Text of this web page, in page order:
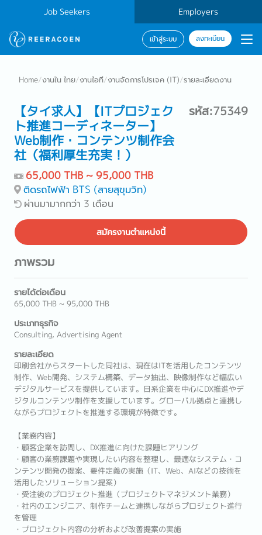
Job Seekers Employers
เข้าสู่ระบบ ลงทะเบียน
Home/งานใน ไทย/งานไอที/งานจัดการโปรเจค (IT)/รายละเอียดงาน
【タイ求人】【ITプロジェク
ト推進コーディネーター】
Web制作・コンテンツ制作会
社（福利厚生充実！）
รหัส:75349
65,000 THB ~ 95,000 THB
ติดรถไฟฟ้า BTS (สายสุขุมวิท)
ผ่านมามากกว่า 3 เดือน
สมัครงานตำแหน่งนี้
ภาพรวม
รายได้ต่อเดือน
65,000 THB ~ 95,000 THB
ประเภทธุรกิจ
Consulting, Advertising Agent
รายละเอียด
印刷会社からスタートした同社は、現在はITを活用したコンテンツ
制作、Web開発、システム構築、データ抽出、映像制作など幅広い
デジタルサービスを提供しています。日系企業を中心にDX推進やデ
ジタルコンテンツ制作を支援しています。グローバル拠点と連携し
ながらプロジェクトを推進する環境が特徴です。
【業務内容】
・顧客企業を訪問し、DX推進に向けた課題ヒアリング
・顧客の業務課題や実現したい内容を整理し、最適なシステム・コ
ンテンツ開発の提案、要件定義の実施（IT、Web、AIなどの技術を
活用したソリューション提案）
・受注後のプロジェクト推進（プロジェクトマネジメント業務）
・社内のエンジニア、制作チームと連携しながらプロジェクト進行
を管理
・プロジェクト内容の分析および改善提案の実施